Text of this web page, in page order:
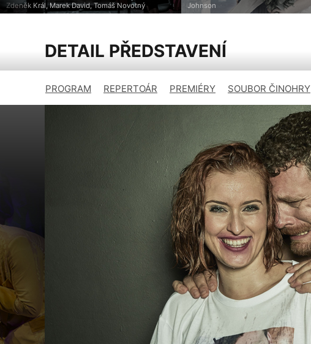
Zdeněk Král, Marek David, Tomáš Novotný
Johnson
DETAIL PŘEDSTAVENÍ
PROGRAM REPERTOÁR PREMIÉRY SOUBOR ČINOHRY